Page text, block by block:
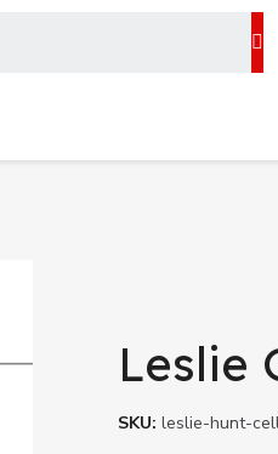
Leslie
SKU leslie-hunt-